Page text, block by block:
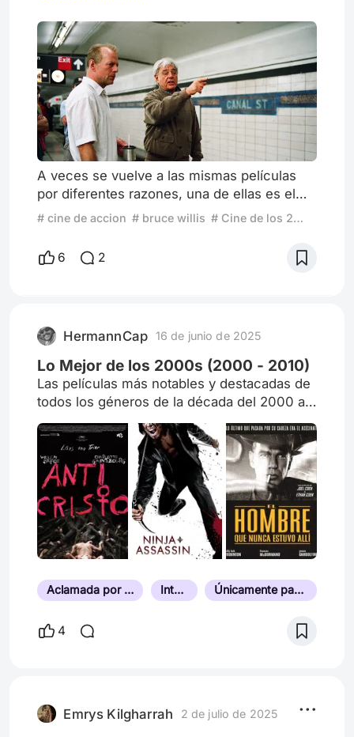
A veces se vuelve a las mismas películas
por diferentes razones, una de ellas es el
confort de atravesar un recorrido ya
unos tiempos embrionarios del acceso
anticipado de películas en nuestros
y que meses después ya estaban di
# cine de accion # bruce willis # Cine de los 2000
6 2
HermannCap 16 de junio de 2025
Lo Mejor de los 2000s (2000 - 2010)
Las películas más notables y destacadas de
todos los géneros de la década del 2000 al
2010.
Aclamada por la Crítica Intensa Únicamente para Público Adulto
4
Emrys Kilgharrah 2 de julio de 2025